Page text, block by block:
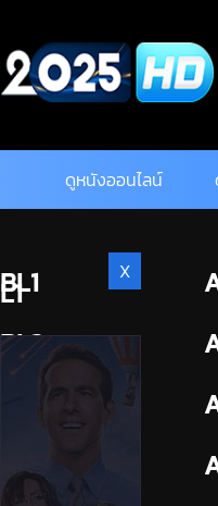
content
ดูหนังออนไลน์
BL1
BL2
X
L1